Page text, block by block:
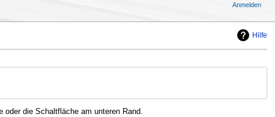
Hilfe
oder die Schaltfläche am unteren Rand.
Anmelden